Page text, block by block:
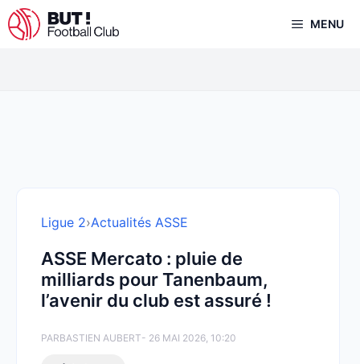
Aller
au
MENU
Ligue 2›Actualités ASSE
ASSE Mercato : pluie de
milliards pour Tanenbaum,
l’avenir du club est assuré !
PARBASTIEN AUBERT- 26 MAI 2026, 10:20